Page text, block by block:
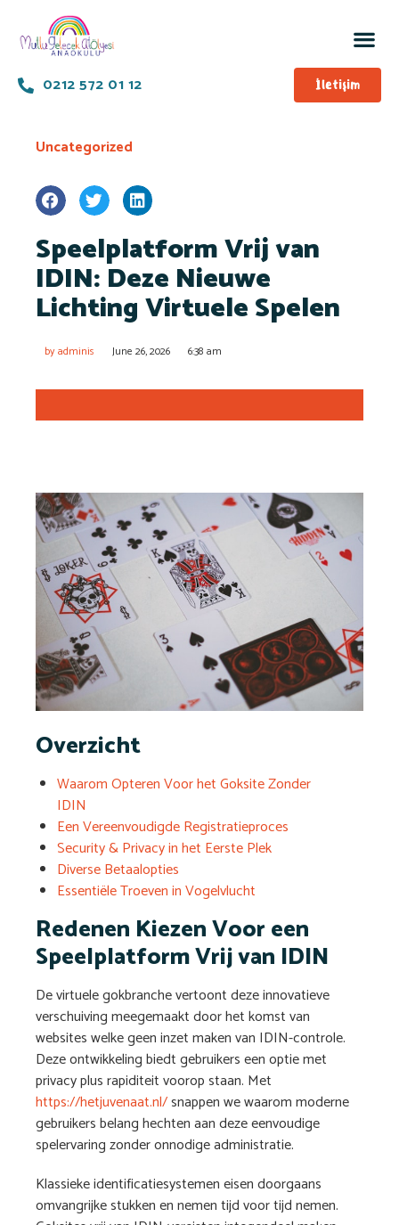
0212 572 01 12 İletişim
Uncategorized
Speelplatform Vrij van
IDIN: Deze Nieuwe
Lichting Virtuele Spelen
byadminis June 26, 2026 6:38 am
Overzicht
Waarom Opteren Voor het Goksite Zonder
IDIN
Een Vereenvoudigde Registratieproces
Security & Privacy in het Eerste Plek
Diverse Betaalopties
Essentiële Troeven in Vogelvlucht
Redenen Kiezen Voor een
Speelplatform Vrij van IDIN
De virtuele gokbranche vertoont deze innovatieve
verschuiving meegemaakt door het komst van
websites welke geen inzet maken van IDIN-controle.
Deze ontwikkeling biedt gebruikers een optie met
privacy plus rapiditeit voorop staan. Met
https://hetjuvenaat.nl/snappen we waarom moderne
gebruikers belang hechten aan deze eenvoudige
spelervaring zonder onnodige administratie.
Klassieke identificatiesystemen eisen doorgaans
omvangrijke stukken en nemen tijd voor tijd nemen.